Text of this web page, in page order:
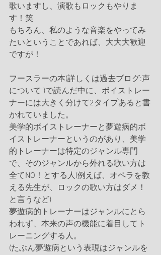
歌いますし、演歌もロックもやりま
す！笑
もちろん、私のような音楽をやってみ
たいということであれば、大大大歓迎
ですが！
フースラーの本(詳しくは過去ブログ:声
について )で読んだ中に、ボイストレー
ナーには大きく分けて2タイプあると書
かれていました。
美学的ボイストレーナーと夢遊病的ボ
イストレーナーというのがあり、美学
的トレーナーは特定のジャンル専門
で、そのジャンルから外れる歌い方は
全てNO！とする人(例えば、オペラを教
える先生が、ロックの歌い方はダメ！
と言うなど)
夢遊病的トレーナーはジャンルにとら
われず、本来の声の機能に着目してト
レーニングする人。
(たぶん夢遊病という表現はジャンルを